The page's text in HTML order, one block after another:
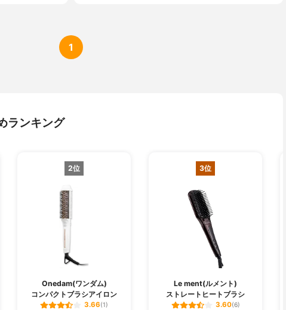
1
ランキング
2位
Onedam(ワンダム)
コンパクトブラシアイロン
3.66(1)
3位
Le ment(ルメント)
ストレートヒートブラシ
3.60(6)